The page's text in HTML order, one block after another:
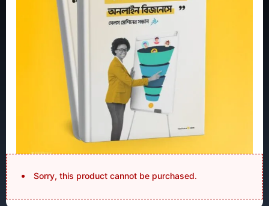
Sorry, this product cannot be purchased.